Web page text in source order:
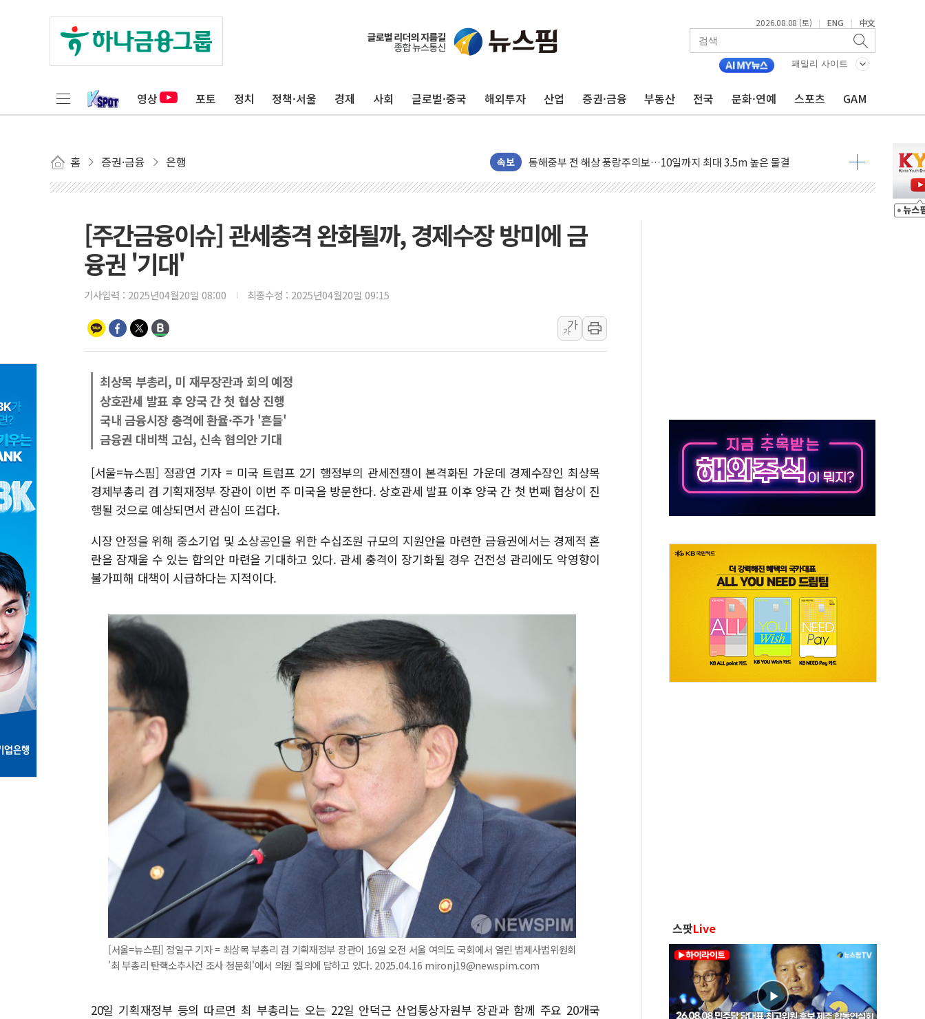
2026.08.08 (토) | ENG | 中文
패밀리 사이트
영상 포토 정치 정책·서울 경제 사회 글로벌·중국 해외투자 산업 증권·금융 부동산 전국 문화·연예 스포츠 GAM
홈 증권·금융 은행 속보
'화합' 꺼낸 김민석에 '뻔뻔' 받아친 정청래…제주 연설서 신경전 고조
李대통령, ISA 개편 재검토 지시…與 "적극 환영"·野 "졸속 국정"
연일 폭염에 온열질환 사망 23명…정부, 비상대응기구 가동
中 전방위 아파트 부양, 수도 베이징도 부동산 규제 철폐
동해시, 11~14일 '별똥별 멍' 운영…페르세우스 유성우 관측
강원 중·남부 동해안 시간당 50mm 이상 폭우…호우경보 발효
'호우 특보' 경북 울진 시간당 20~30mm 강한 비...가뭄 해소될 듯
주말 무더위·열대야 지속…내륙 곳곳 소나기
한상협, 업계 개인정보 보안 새판 짠다…'자율규제단체' 타진
민주당, 오늘 제주·인천 경선 발표...김민석 '재역전' vs 정청래 '격차 확대'
뉴욕증시, 고용 쇼크에 금리 인상 우려 후퇴…S&P500 최고치
트럼프, 쿡 연준 이사 해임 재추진…"26일까지 의혹 소명" 요구
[주간금융이슈] 관세충격 완화될까, 경제수장 방미에 금
융권 '기대'
기사입력 : 2025년04월20일 08:00 최종수정 : 2025년04월20일 09:15
가
가
최상목 부총리, 미 재무장관과 회의 예정
상호관세 발표 후 양국 간 첫 협상 진행
국내 금융시장 충격에 환율·주가 '흔들'
금융권 대비책 고심, 신속 협의안 기대
[서울=뉴스핌] 정광연 기자 = 미국 트럼프 2기 행정부의 관세전쟁이 본격화된 가운데 경제수장인 최상목
경제부총리 겸 기획재정부 장관이 이번 주 미국을 방문한다. 상호관세 발표 이후 양국 간 첫 번째 협상이 진
행될 것으로 예상되면서 관심이 뜨겁다.
시장 안정을 위해 중소기업 및 소상공인을 위한 수십조원 규모의 지원안을 마련한 금융권에서는 경제적 혼
란을 잠재울 수 있는 합의안 마련을 기대하고 있다. 관세 충격이 장기화될 경우 건전성 관리에도 악영향이
불가피해 대책이 시급하다는 지적이다.
[서울=뉴스핌] 정일구 기자 = 최상목 부총리 겸 기획재정부 장관이 16일 오전 서울 여의도 국회에서 열린 법제사법위원회
'최 부총리 탄핵소추사건 조사 청문회'에서 의원 질의에 답하고 있다. 2025.04.16 mironj19@newspim.com
20일 기획재정부 등의 따르면 최 부총리는 오는 22일 안덕근 산업통상자원부 장관과 함께 주요 20개국
스팟Live